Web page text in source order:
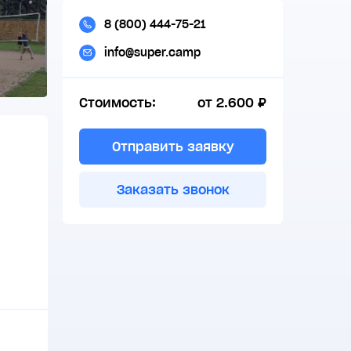
8 (800) 444-75-21
info@super.camp
Стоимость: от 2.600 ₽
Отправить заявку
Заказать звонок